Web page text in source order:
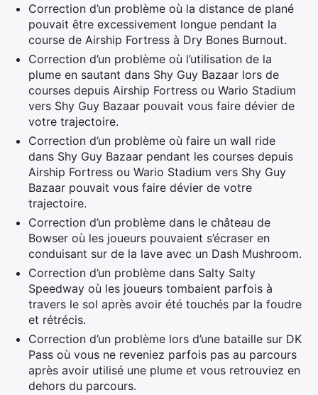
Correction d’un problème où la distance de plané
pouvait être excessivement longue pendant la
course de Airship Fortress à Dry Bones Burnout.
Correction d’un problème où l’utilisation de la
plume en sautant dans Shy Guy Bazaar lors de
courses depuis Airship Fortress ou Wario Stadium
vers Shy Guy Bazaar pouvait vous faire dévier de
votre trajectoire.
Correction d’un problème où faire un wall ride
dans Shy Guy Bazaar pendant les courses depuis
Airship Fortress ou Wario Stadium vers Shy Guy
Bazaar pouvait vous faire dévier de votre
trajectoire.
Correction d’un problème dans le château de
Bowser où les joueurs pouvaient s’écraser en
conduisant sur de la lave avec un Dash Mushroom.
Correction d’un problème dans Salty Salty
Speedway où les joueurs tombaient parfois à
travers le sol après avoir été touchés par la foudre
et rétrécis.
Correction d’un problème lors d’une bataille sur DK
Pass où vous ne reveniez parfois pas au parcours
après avoir utilisé une plume et vous retrouviez en
dehors du parcours.
Rechercher
: